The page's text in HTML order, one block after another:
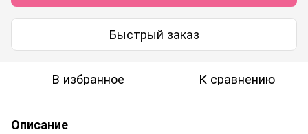
Быстрый заказ
В избранное К сравнению
Описание